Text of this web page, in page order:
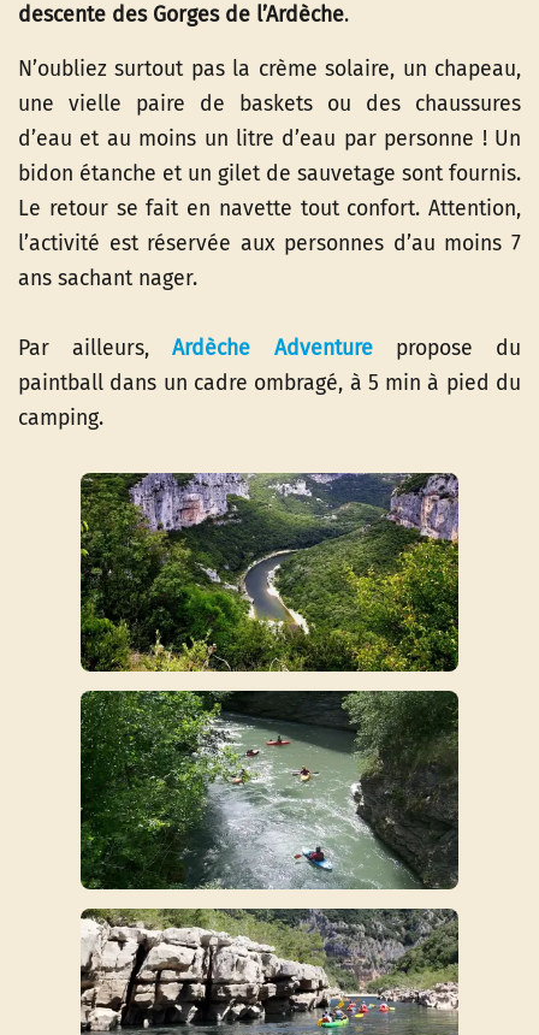
descente des Gorges de l’Ardèche.
N’oubliez surtout pas la crème solaire, un chapeau,
une vielle paire de baskets ou des chaussures
d’eau et au moins un litre d’eau par personne ! Un
bidon étanche et un gilet de sauvetage sont fournis.
Le retour se fait en navette tout confort. Attention,
l’activité est réservée aux personnes d’au moins 7
ans sachant nager.
Par ailleurs,Ardèche Adventurepropose du
paintball dans un cadre ombragé, à 5 min à pied du
camping.